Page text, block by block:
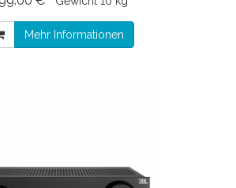
Mehr Informationen